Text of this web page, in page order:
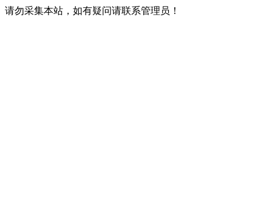
请勿采集本站，如有疑问请联系管理员！